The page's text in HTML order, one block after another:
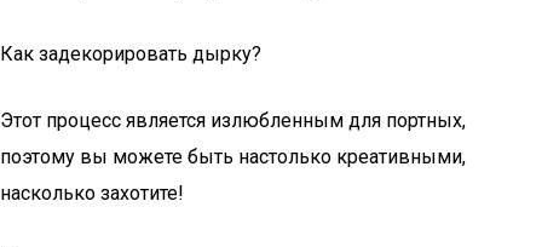
Как задекорировать дырку?
Этот процесс является излюбленным для портных,
поэтому вы можете быть настолько креативными,
насколько захотите!